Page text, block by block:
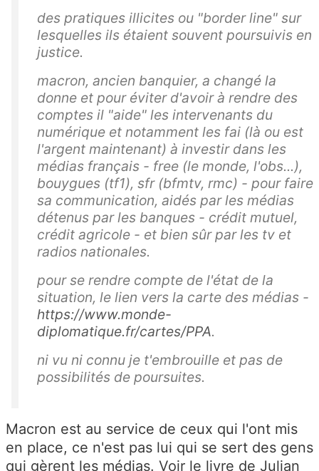
des pratiques illicites ou "border line" sur
lesquelles ils étaient souvent poursuivis en
justice.
macron, ancien banquier, a changé la
donne et pour éviter d'avoir à rendre des
comptes il "aide" les intervenants du
numérique et notamment les fai (là ou est
l'argent maintenant) à investir dans les
médias français - free (le monde, l'obs...),
bouygues (tf1), sfr (bfmtv, rmc) - pour faire
sa communication, aidés par les médias
détenus par les banques - crédit mutuel,
crédit agricole - et bien sûr par les tv et
radios nationales.
pour se rendre compte de l'état de la
situation, le lien vers la carte des médias -
https://www.monde-
diplomatique.fr/cartes/PPA.
ni vu ni connu je t'embrouille et pas de
possibilités de poursuites.
Macron est au service de ceux qui l'ont mis
en place, ce n'est pas lui qui se sert des gens
qui gèrent les médias. Voir le livre de Julian